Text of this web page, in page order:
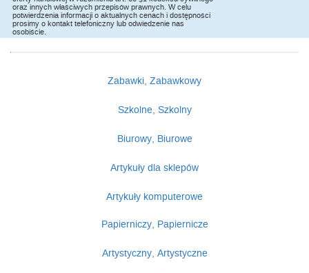
oraz innych właściwych przepisów prawnych. W celu
potwierdzenia informacji o aktualnych cenach i dostępności
prosimy o kontakt telefoniczny lub odwiedzenie nas
osobiście.
Zabawki, Zabawkowy
Szkolne, Szkolny
Biurowy, Biurowe
Artykuły dla sklepów
Artykuły komputerowe
Papierniczy, Papiernicze
Artystyczny, Artystyczne